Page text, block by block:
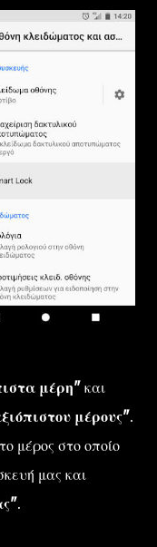
μέρη" και
μέρους".
μέρος στο οποίο
μας και
.